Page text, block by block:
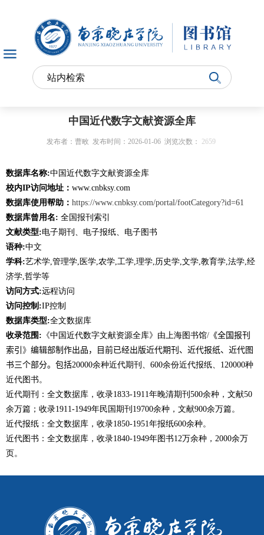
中国近代数字文献资源全库
发布者：曹畋 发布时间：2026-01-06 浏览次数： 2659
数据库名称:中国近代数字文献资源全库
校内IP访问地址： www.cnbksy.com
数据库使用帮助： https://www.cnbksy.com/portal/footCategory?id=61
数据库曾用名: 全国报刊索引
文献类型:电子期刊、电子报纸、电子图书
语种:中文
学科:艺术学,管理学, 医学,农学,工学,理学,历史学,文学,教育学,法学,经
济学,哲学等
访问方式:远程访问
访问控制 :IP控制
数据库类型:全文数据库
收录范围 : 《中国近代数字文献资源全库》由上海图书馆/ 《全国报刊
索引 》 编辑部制作出品，目前已经出版近代期刊、近代报纸、近代图
书三个部分。包括20000余种近代期刊、 600余份近代报纸、 120000种
近代图书。
近代期刊：全文数据库，收录1833-1911年晚清期刊 500余种，文献50
余万篇；收录1911-1949年民国期刊 19700余种，文献900余万篇。
近代报纸：全文数据库，收录1850-1951年报纸600余种。
近代图书：全文数据库，收录1840-1949年图书12万余种， 2000余万
页。